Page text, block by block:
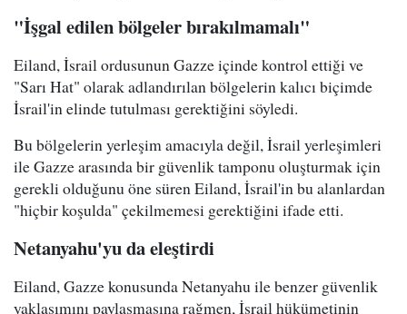
"İşgal edilen bölgeler bırakılmamalı"
Eiland, İsrail ordusunun Gazze içinde kontrol ettiği ve
"Sarı Hat" olarak adlandırılan bölgelerin kalıcı biçimde
İsrail'in elinde tutulması gerektiğini söyledi.
Bu bölgelerin yerleşim amacıyla değil, İsrail yerleşimleri
ile Gazze arasında bir güvenlik tamponu oluşturmak için
gerekli olduğunu öne süren Eiland, İsrail'in bu alanlardan
"hiçbir koşulda" çekilmemesi gerektiğini ifade etti.
Netanyahu'yu da eleştirdi
Eiland, Gazze konusunda Netanyahu ile benzer güvenlik
yaklaşımını paylaşmasına rağmen, İsrail hükümetinin